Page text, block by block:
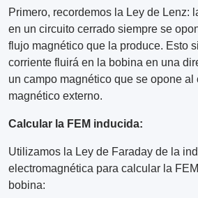
Primero, recordemos la Ley de Lenz:
en un circuito cerrado siempre se
flujo magnético que la produce. Esto
corriente fluirá en la bobina en una
un campo magnético que se opone
magnético externo.
Calcular la FEM inducida:
Utilizamos la Ley de Faraday de la
electromagnética para calcular la
bobina: